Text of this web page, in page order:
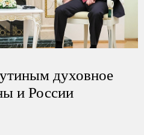
духовное
и России